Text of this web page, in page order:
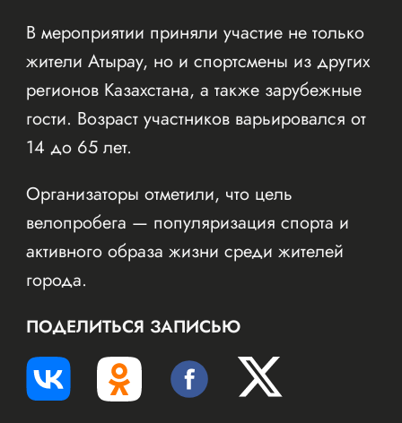
В мероприятии приняли участие не только
жители Атырау, но и спортсмены из других
регионов Казахстана, а также зарубежные
гости. Возраст участников варьировался от
14 до 65 лет.
Организаторы отметили, что цель
велопробега — популяризация спорта и
активного образа жизни среди жителей
города.
ПОДЕЛИТЬСЯ ЗАПИСЬЮ